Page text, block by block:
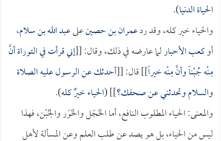
الحياة الدنيا).
والحياء خير كله، وقد ردعمران بن حصينعلىعبد الله بن سلام،
أوكعب الأحبارلما عارضه في ذلك، وقال: [[إني قرأت في التوراة أنَّ
مِنْه جُبْناً وأنَّ مِنْه خيراً]] قال: [[أحدثك عن الرسول عليه الصلاة
والسلام وتحدثني عن صحفك؟]] (الحياء خيرٌ كله).
والمعنى: الحياء المطلوب النافع، أما الخَجَل والخَوَر والجُبْن، فهذا
ليس من الحياء، بل هو يصد عن طلب العلم وعن المسألة لأهل